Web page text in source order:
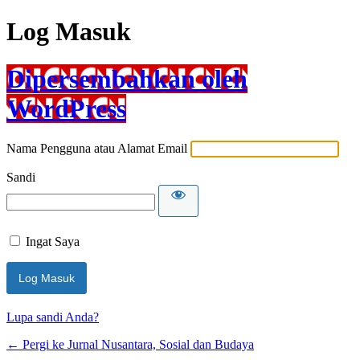
Log Masuk
Dipersembahkan oleh
WordPress
Nama Pengguna atau Alamat Email
Sandi
Ingat Saya
Lupa sandi Anda?
← Pergi ke Jurnal Nusantara, Sosial dan Budaya